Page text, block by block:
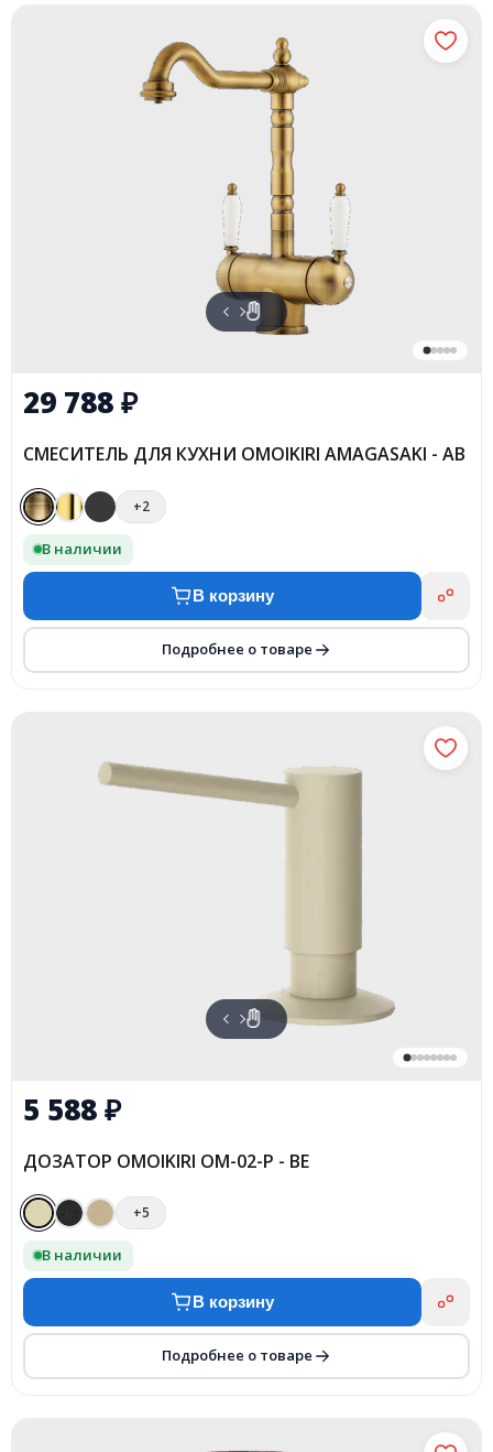
29 788₽
СМЕСИТЕЛЬ ДЛЯ КУХНИ OMOIKIRI AMAGASAKI - AB
+2
В наличии
В корзину
Подробнее о товаре
5 588₽
ДОЗАТОР OMOIKIRI OM-02-P - BE
+5
В наличии
В корзину
Подробнее о товаре